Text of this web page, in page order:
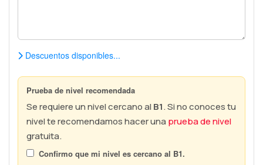
Descuentos disponibles...
Prueba de nivel recomendada
Se requiere un nivel cercano al B1. Si no conoces tu
nivel te recomendamos hacer una prueba de nivel
gratuita.
Confirmo que mi nivel es cercano al B1.